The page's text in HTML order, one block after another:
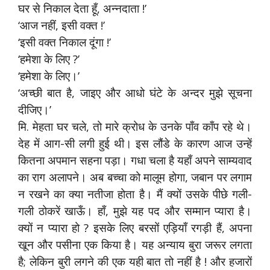
घर से निकाल देता हूँ, अन्नदाता !’
‘आज नहीं, इसी वक्त !’
‘इसी वक्त निकाल दूंगा !’
‘हमेशा के लिए ?’
‘हमेशा के लिए।’
‘अच्छी बात है, जाइए और आधो घंटे के अन्दर मुझे सूचना
दीजिए।’
मि. मेहता घर चले, तो मारे क्रोध के उनके पाँव काँप रहे थे।
देह में आग-सी लगी हुई थी। इस लौंडे के कारण आज उन्हें
कितना अपमान सहना पड़ा। गधा चला है यहाँ अपने साम्यवाद
का राग अलापने। अब बच्चा को मालूम होगा, जबान पर लगाम
न रखने का क्या नतीजा होता है। मैं क्यों उसके पीछे गली-
गली ठोकरें खाऊँ। हाँ, मुझे यह पद और सम्मान प्यारा है।
क्यों न प्यारा हो ? इसके लिए बरसों एड़ियाँ रगड़ी हैं, अपना
खून और पसीना एक किया है। यह अन्याय बुरा जरूर लगता
है; लेकिन बुरी लगने की एक यही बात तो नहीं है ! और हजारों